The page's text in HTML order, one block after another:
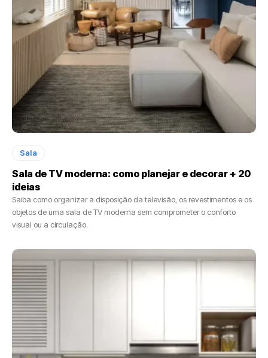
Sala
Sala de TV moderna: como planejar e decorar + 20
ideias
Saiba como organizar a disposição da televisão, os revestimentos e os
objetos de uma sala de TV moderna sem comprometer o conforto
visual ou a circulação.